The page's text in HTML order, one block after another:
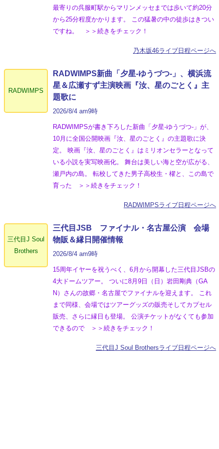
最寄りの呉服町駅からマリンメッセまでは歩いて約20分
から25分程度かかります。 この猛暑の中の徒歩はきつい
ですね。 ＞＞続きをチェック！
乃木坂46ライブ日程ページへ
RADWIMPS
RADWIMPS新曲「夕星-ゆうづつ-」、横浜流
星＆広瀬すず主演映画『汝、星のごとく』主
題歌に
2026/8/4 am9時
RADWIMPSが書き下ろした新曲「夕星-ゆうづつ-」が、
10月に全国公開映画『汝、星のごとく』の主題歌に決
定。 映画『汝、星のごとく』はミリオンセラーとなって
いる小説を実写映画化。 舞台は美しい海と空が広がる、
瀬戸内の島。 転校してきた男子高校生・櫂と、この島で
育った ＞＞続きをチェック！
RADWIMPSライブ日程ページへ
三代目J Soul
Brothers
三代目JSB ファイナル・名古屋公演 会場
物販＆縁日開催情報
2026/8/4 am9時
15周年イヤーを祝うべく、6月から開幕した三代目JSBの
4大ドームツアー。 ついに8月9日（日）岩田剛典（GA
N）さんの故郷・名古屋でファイナルを迎えます。 これ
まで同様、会場ではツアーグッズの販売そしてカプセル
販売、さらに縁日も登場。 公演チケットがなくても参加
できるので ＞＞続きをチェック！
三代目J Soul Brothersライブ日程ページへ